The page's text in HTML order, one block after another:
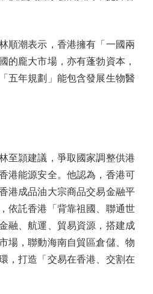
潮表示，香港擁有「一國兩
的龐大市場，亦有蓬勃資本，
五年規劃」能包含發展生物醫
頴建議，爭取國家調整供港
港能源安全。他認為，香港可
港成品油大宗商品交易金融平
依託香港「背靠祖國、聯通世
融、航運、貿易資源，搭建成
場，聯動海南自貿區倉儲、物
，打造「交易在香港、交割在